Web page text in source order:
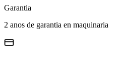
Garantia
2 anos de garantia en maquinaria